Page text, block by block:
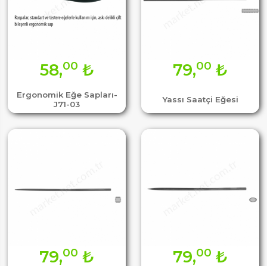
Ergonomik Eğe Sapları-
J71-03
58,00 ₺
Yassı Saatçi Eğesi
79,00 ₺
79,00 ₺ 79,00 ₺